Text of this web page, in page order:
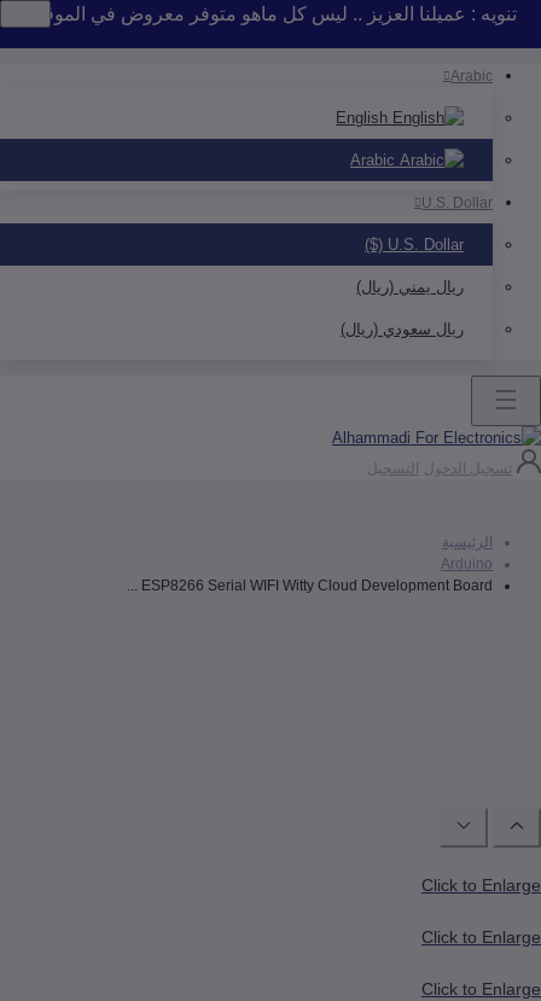
: عميلنا العزيز .. ليس كل ماهو متوفر معروض في الموقع .. إذا لم
English
Arabic
U.S.
U.S. Dollar ($)
ريال يمني (ريال)
ريال سعودي (ريال)
الدخول التسجيل
ESP8266 Serial WIFI Witty Cloud Development Board
Click
Click
Click